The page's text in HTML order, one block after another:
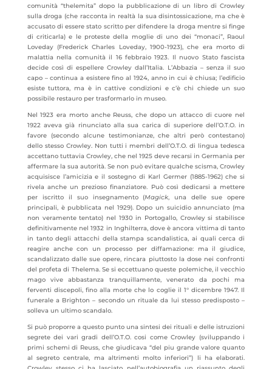
comunità “thelemita” dopo la pubblicazione di un libro di Crowley
sulla droga (che racconta in realtà la sua disintossicazione, ma che è
accusato di essere stato scritto per difendere la droga mentre si finge
di criticarla) e le proteste della moglie di uno dei “monaci”, Raoul
Loveday (Frederick Charles Loveday, 1900-1923), che era morto di
malattia nella comunità il 16 febbraio 1923. Il nuovo Stato fascista
decide così di espellere Crowley dall’Italia. L’Abbazia – senza il suo
capo – continua a esistere fino al 1924, anno in cui è chiusa; l’edificio
esiste tuttora, ma è in cattive condizioni e c’è chi chiede un suo
possibile restauro per trasformarlo in museo.
Nel 1923 era morto anche Reuss, che dopo un attacco di cuore nel
1922 aveva già rinunciato alla sua carica di superiore dell’O.T.O. in
favore (secondo alcune testimonianze, che altri però contestano)
dello stesso Crowley. Non tutti i membri dell’O.T.O. di lingua tedesca
accettano tuttavia Crowley, che nel 1925 deve recarsi in Germania per
affermare la sua autorità. Se non può evitare qualche scisma, Crowley
acquisisce l’amicizia e il sostegno di Karl Germer (1885-1962) che si
rivela anche un prezioso finanziatore. Può così dedicarsi a mettere
per iscritto il suo insegnamento (Magick, una delle sue opere
principali, è pubblicata nel 1929). Dopo un suicidio annunciato (ma
non veramente tentato) nel 1930 in Portogallo, Crowley si stabilisce
definitivamente nel 1932 in Inghilterra, dove è ancora vittima di tanto
in tanto degli attacchi della stampa scandalistica, ai quali cerca di
reagire anche con un processo per diffamazione: ma il giudice,
scandalizzato dalle sue opere, rincara piuttosto la dose nei confronti
del profeta di Thelema. Se si eccettuano queste polemiche, il vecchio
mago vive abbastanza tranquillamente, venerato da pochi ma
ferventi discepoli, fino alla morte che lo coglie il 1° dicembre 1947. Il
funerale a Brighton – secondo un rituale da lui stesso predisposto –
solleva un ultimo scandalo.
Si può proporre a questo punto una sintesi dei rituali e delle istruzioni
segrete dei vari gradi dell’O.T.O. cosi come Crowley (sviluppando i
primi schemi di Reuss, che giudicava “del piu grande valore quanto
al segreto centrale, ma altrimenti molto inferiori”) li ha elaborati.